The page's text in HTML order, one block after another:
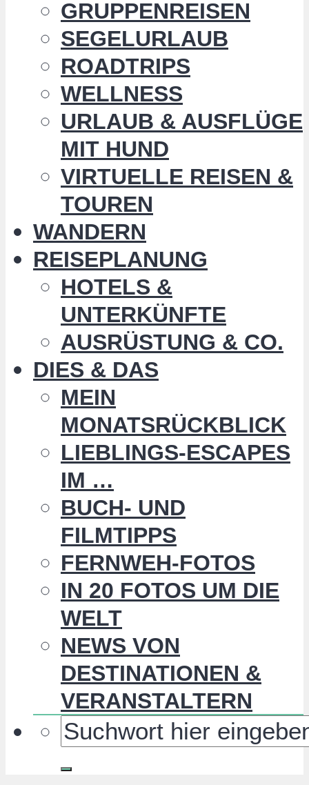
GRUPPENREISEN
SEGELURLAUB
ROADTRIPS
WELLNESS
URLAUB & AUSFLÜGE
MIT HUND
VIRTUELLE REISEN &
TOUREN
WANDERN
REISEPLANUNG
HOTELS &
UNTERKÜNFTE
AUSRÜSTUNG & CO.
DIES & DAS
MEIN
MONATSRÜCKBLICK
LIEBLINGS-ESCAPES
IM …
BUCH- UND
FILMTIPPS
FERNWEH-FOTOS
IN 20 FOTOS UM DIE
WELT
NEWS VON
DESTINATIONEN &
VERANSTALTERN